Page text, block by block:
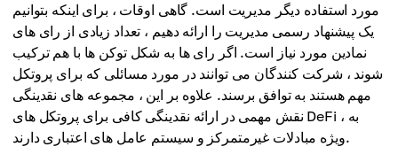
مورد استفاده دیگر مدیریت است. گاهی اوقات ، برای اینکه بتوانیم
یک پیشنهاد رسمی مدیریت را ارائه دهیم ، تعداد زیادی از رای های
نمادین مورد نیاز است. اگر رای ها به شکل توکن ها با هم ترکیب
شوند ، شرکت کنندگان می توانند در مورد مسائلی که برای پروتکل
مهم هستند به توافق برسند. علاوه بر این ، مجموعه های نقدینگی
نقش مهمی در ارائه نقدینگی کافی برای پروتکل های DeFi ، به
ویژه مبادلات غیرمتمرکز و سیستم عامل های اعتباری دارند.